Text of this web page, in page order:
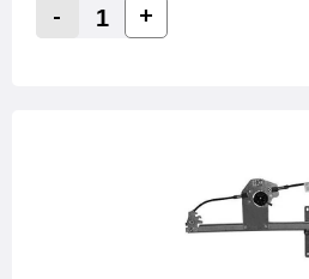
Decrease Quantity:
-
Increase Quantity:
+